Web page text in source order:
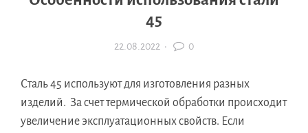
45
22.08.2022 · 0
Сталь 45 используют для изготовления разных
изделий. За счет термической обработки происходит
увеличение эксплуатационных свойств. Если